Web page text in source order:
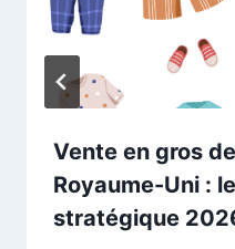
Vente en gros
Royaume-Uni :
stratégique